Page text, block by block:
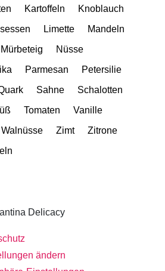
Kartoffeln
Knoblauch
Limette
Mandeln
Mürbeteig
Nüsse
Parmesan
Petersilie
Sahne
Schalotten
Tomaten
Vanille
Walnüsse Zimt
Zitrone
Delicacy
ändern